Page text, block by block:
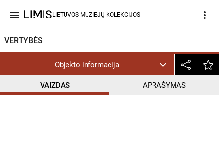
menu LIETUVOS MUZIEJŲ KOLEKCIJOS more_vert
VERTYBĖS
Objekto informacija
VAIZDAS APRAŠYMAS
CC BY-NC-ND